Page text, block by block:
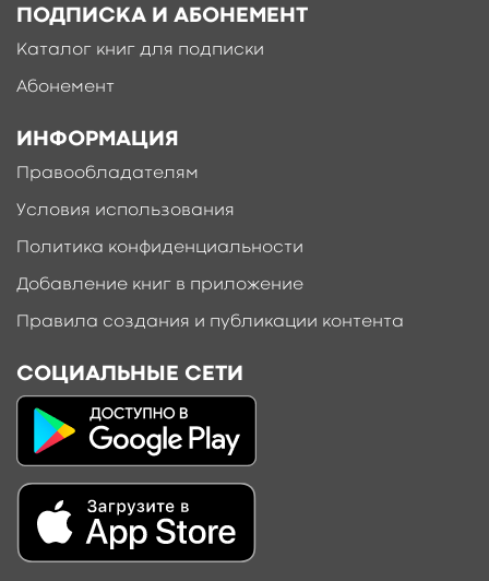
ПОДПИСКА И АБОНЕМЕНТ
Каталог книг для подписки
Абонемент
ИНФОРМАЦИЯ
Правообладателям
Условия использования
Политика конфиденциальности
Добавление книг в приложение
Правила создания и публикации контента
СОЦИАЛЬНЫЕ СЕТИ